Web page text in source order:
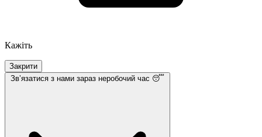
Кажіть
Закрити
Звʼязатися з нами зараз неробочий час 😴